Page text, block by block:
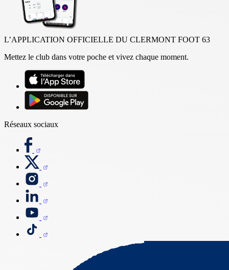
L’APPLICATION OFFICIELLE DU CLERMONT FOOT 63
Mettez le club dans votre poche et vivez chaque moment.
Réseaux sociaux